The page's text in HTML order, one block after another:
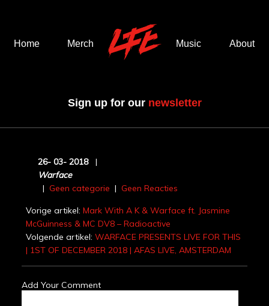
Home Merch Music About
Sign up for our newsletter
26- 03- 2018|
Warface
|Geen categorie |Geen Reacties
Vorige artikel:Mark With A K & Warface ft. Jasmine
McGuinness & MC DV8 – Radioactive
Volgende artikel:WARFACE PRESENTS LIVE FOR THIS
| 1ST OF DECEMBER 2018 | AFAS LIVE, AMSTERDAM
Add Your Comment